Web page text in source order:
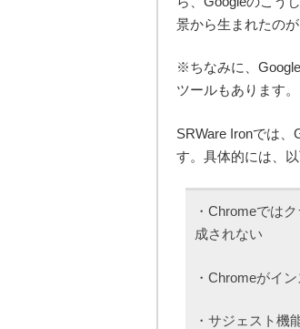
景から生まれたのが
※ちなみに、
ツールもあります
SRWare Ironでは
す。具体的には、
・Chromeでは
成されない
・Chromeがイ
・サジェスト機